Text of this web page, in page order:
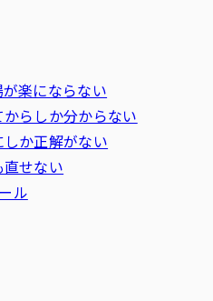
楽にならない
らしか分からない
か正解がない
せない
ル